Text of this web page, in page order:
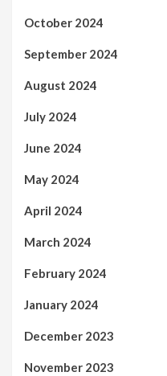
October 2024
September 2024
August 2024
July 2024
June 2024
May 2024
April 2024
March 2024
February 2024
January 2024
December 2023
November 2023